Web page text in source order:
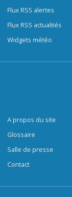
Flux RSS alertes
Flux RSS actualités
Widgets météo
A propos du site
Glossaire
Salle de presse
Contact